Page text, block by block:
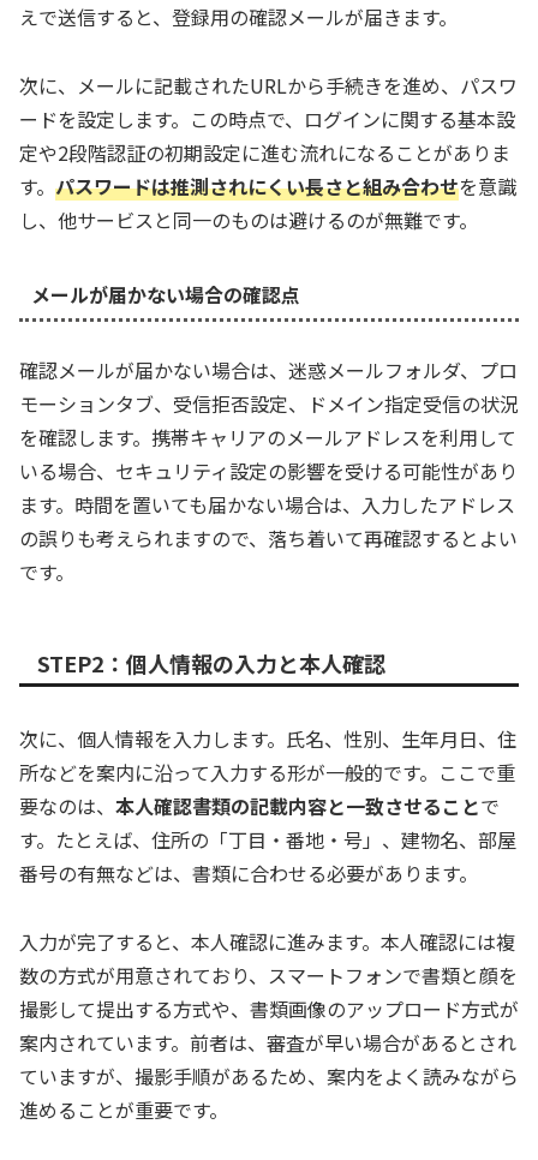
えで送信すると、登録用の確認メールが届きます。
次に、メールに記載されたURLから手続きを進め、パスワ
ードを設定します。この時点で、ログインに関する基本設
定や2段階認証の初期設定に進む流れになることがありま
す。 パスワードは推測されにくい長さと組み合わせを意識
し、他サービスと同一のものは避けるのが無難です。
メールが届かない場合の確認点
確認メールが届かない場合は、迷惑メールフォルダ、プロ
モーションタブ、受信拒否設定、ドメイン指定受信の状況
を確認します。携帯キャリアのメールアドレスを利用して
いる場合、セキュリティ設定の影響を受ける可能性があり
ます。時間を置いても届かない場合は、入力したアドレス
の誤りも考えられますので、落ち着いて再確認するとよい
です。
STEP2：個人情報の入力と本人確認
次に、個人情報を入力します。氏名、性別、生年月日、住
所などを案内に沿って入力する形が一般的です。ここで重
要なのは、 本人確認書類の記載内容と一致させることで
す。たとえば、住所の「丁目・番地・号」、建物名、部屋
番号の有無などは、書類に合わせる必要があります。
入力が完了すると、本人確認に進みます。本人確認には複
数の方式が用意されており、スマートフォンで書類と顔を
撮影して提出する方式や、書類画像のアップロード方式が
案内されています。前者は、審査が早い場合があるとされ
ていますが、撮影手順があるため、案内をよく読みながら
進めることが重要です。